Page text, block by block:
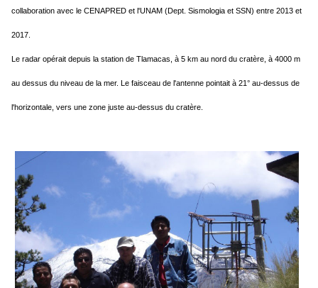
collaboration avec le CENAPRED et l'UNAM (Dept. Sismologia et SSN) entre 2013 et
2017.
Le radar opérait depuis la station de Tlamacas, à 5 km au nord du cratère, à 4000 m
au dessus du niveau de la mer. Le faisceau de l'antenne pointait à 21° au-dessus de
l'horizontale, vers une zone juste au-dessus du cratère.